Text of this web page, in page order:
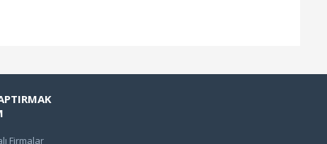
Firmalar